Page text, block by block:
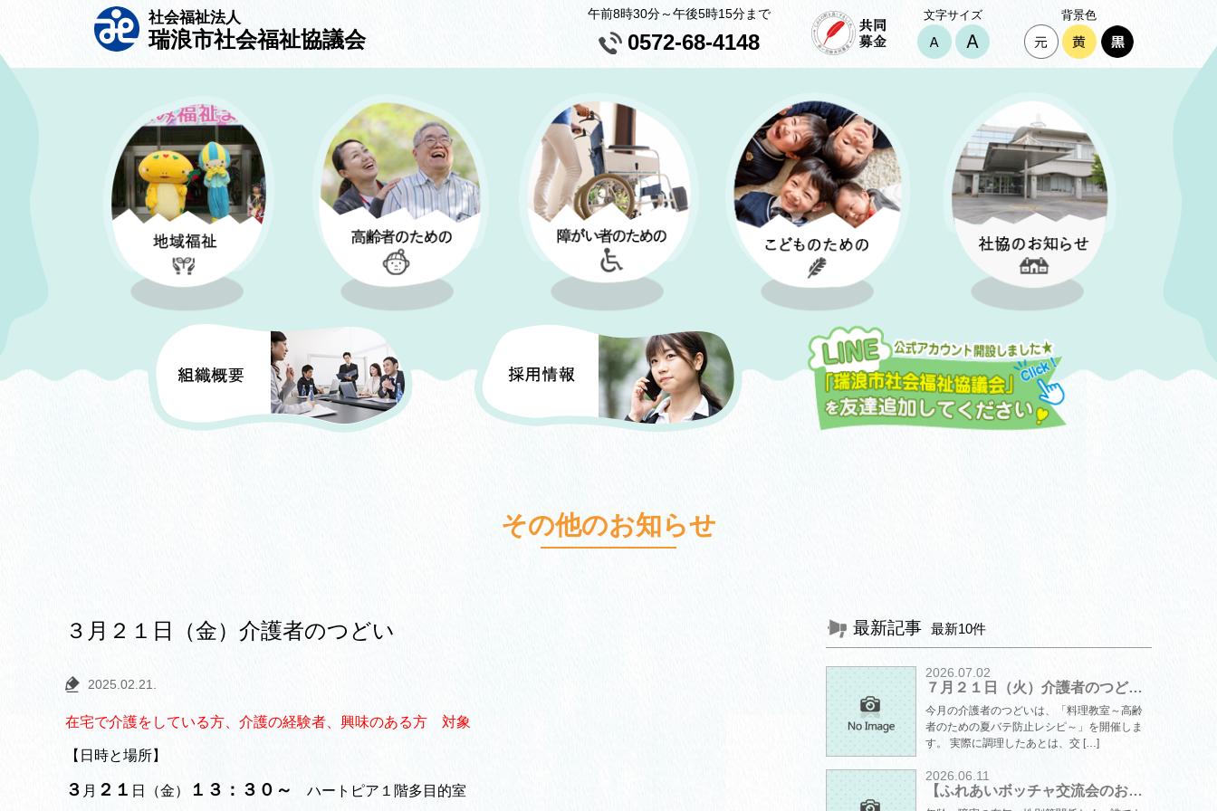
社会福祉法人
瑞浪市社会福祉協議会
午前8時30分～午後5時15分まで
0572-68-4148
文字サイズ 背景色
その他のお知らせ
３月２１日（金）介護者のつどい
2025.02.21.
在宅で介護をしている方、介護の経験者、興味のある方 対象
【日時と場所】
３ 月 ２１ 日（金） １３：３０～ ハートピア１階多目的室
最新記事 最新10件
2026.07.02
７月２１日（火）介護者のつど…
今月の介護者のつどいは、「料理教室～高齢
者のための夏バテ防止レシピ～」を開催しま
す。 実際に調理したあとは、交 […]
2026.06.11
【ふれあいボッチャ交流会のお…